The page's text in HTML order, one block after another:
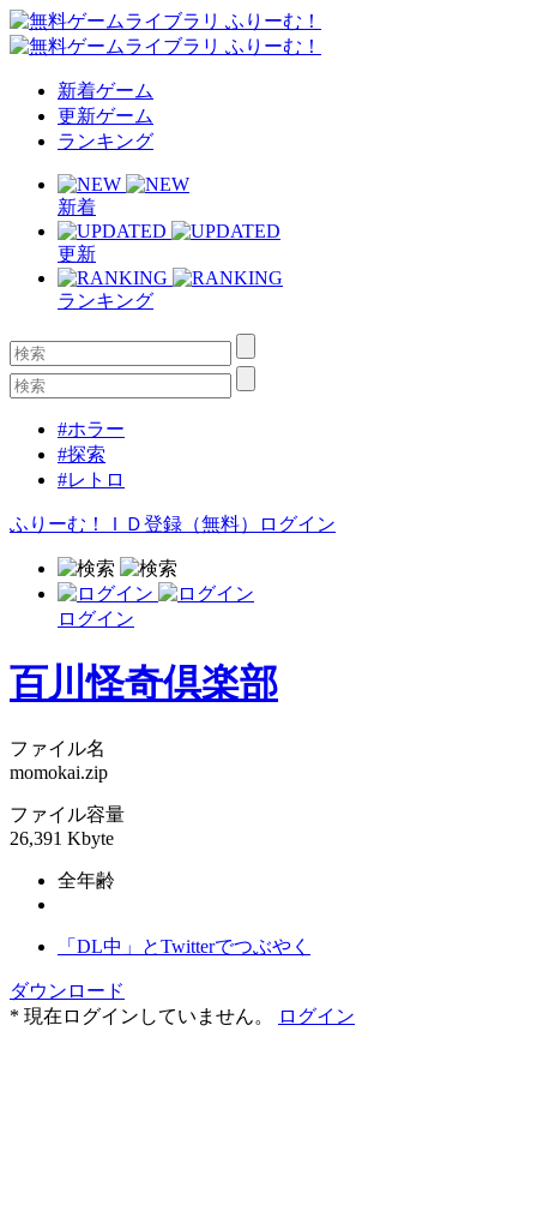
新着ゲーム
更新ゲーム
ランキング
新着
更新
ランキング
#ホラー
#探索
#レトロ
ふりーむ！ＩＤ登録（無料） ログイン
ログイン
百川怪奇倶楽部
ファイル名
momokai.zip
ファイル容量
26,391 Kbyte
全年齢
「DL中」とTwitterでつぶやく
ダウンロード
* 現在ログインしていません。
ログイン